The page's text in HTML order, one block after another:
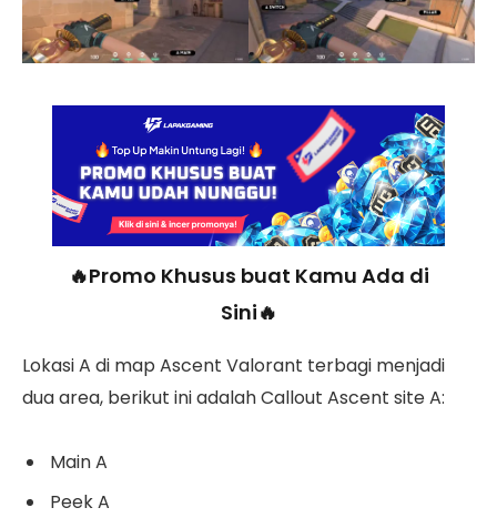
🔥Promo Khusus buat Kamu Ada di
Sini🔥
Lokasi A di map Ascent Valorant terbagi menjadi
dua area, berikut ini adalah Callout Ascent site A:
Main A
Peek A